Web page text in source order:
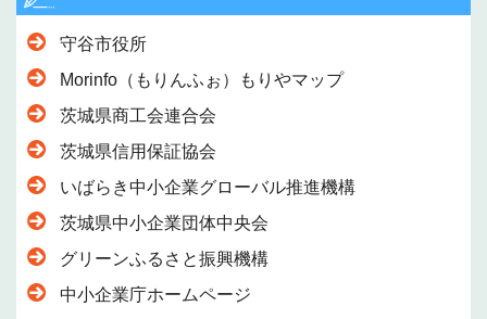
守谷市役所
Morinfo（もりんふぉ）もりやマップ
茨城県商工会連合会
茨城県信用保証協会
いばらき中小企業グローバル推進機構
茨城県中小企業団体中央会
グリーンふるさと振興機構
中小企業庁ホームページ